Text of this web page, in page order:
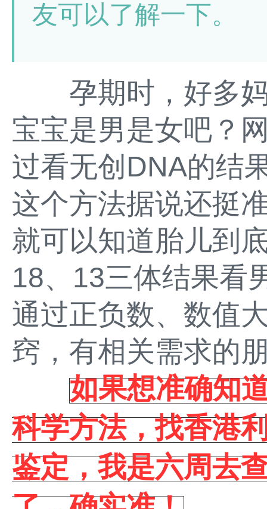
友可以了解一下。
孕期时，好多妈
宝宝是男是女吧？
过看无创DNA的结
这个方法据说还挺
就可以知道胎儿到
18、13三体结果看
通过正负数、数值
窍，有相关需求的
如果想准确知
科学方法，找香港
鉴定，我是六周去